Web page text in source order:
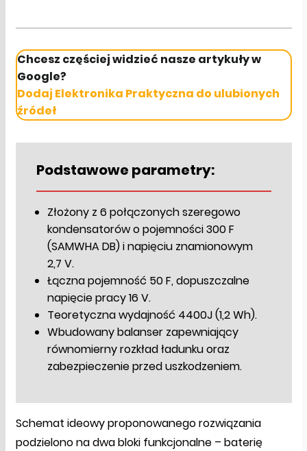
Chcesz częściej widzieć nasze artykuły w
Google?
Dodaj Elektronika Praktyczna do ulubionych
źródeł
Podstawowe parametry:
Złożony z 6 połączonych szeregowo
kondensatorów o pojemności 300 F
(SAMWHA DB) i napięciu znamionowym
2,7 V.
Łączna pojemność 50 F, dopuszczalne
napięcie pracy 16 V.
Teoretyczna wydajność 4400J (1,2 Wh).
Wbudowany balanser zapewniający
równomierny rozkład ładunku oraz
zabezpieczenie przed uszkodzeniem.
Schemat ideowy proponowanego rozwiązania
podzielono na dwa bloki funkcjonalne – baterię